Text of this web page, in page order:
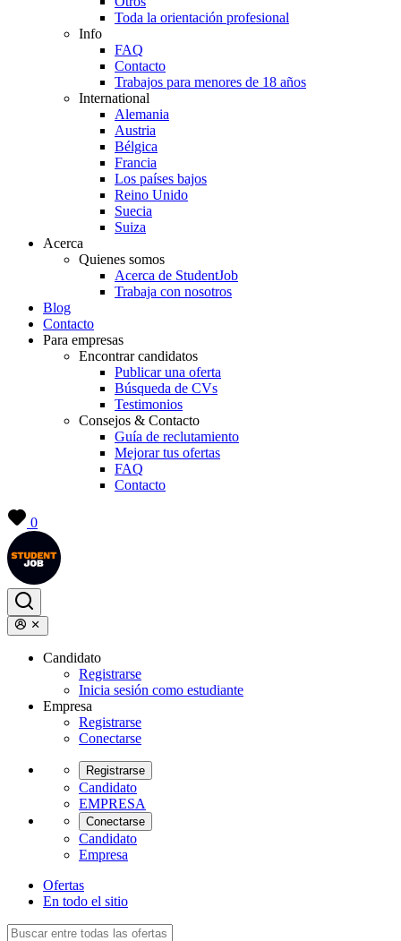
Toda la orientación profesional
Info
FAQ
Contacto
Trabajos para menores de 18 años
International
Alemania
Austria
Bélgica
Francia
Los países bajos
Reino Unido
Suecia
Suiza
Acerca
Quienes somos
Acerca de StudentJob
Trabaja con nosotros
Blog
Contacto
Para empresas
Encontrar candidatos
Publicar una oferta
Búsqueda de CVs
Testimonios
Consejos & Contacto
Guía de reclutamiento
Mejorar tus ofertas
FAQ
Contacto
0
Candidato
Registrarse
Inicia sesión como estudiante
Empresa
Registrarse
Conectarse
Registrarse
Candidato
EMPRESA
Conectarse
Candidato
Empresa
Ofertas
En todo el sitio